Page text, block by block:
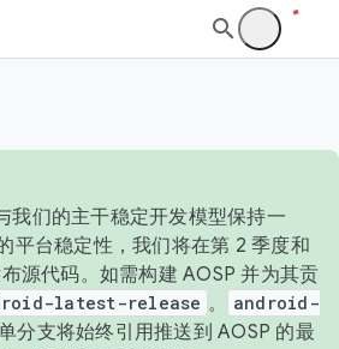
我们的主干稳定开发模型保持一
平台稳定性，我们将在第 2 季度和
源代码。如需构建 AOSP 并为其贡
latest-release 。
android-
分支将始终引用推送到 AOSP 的最